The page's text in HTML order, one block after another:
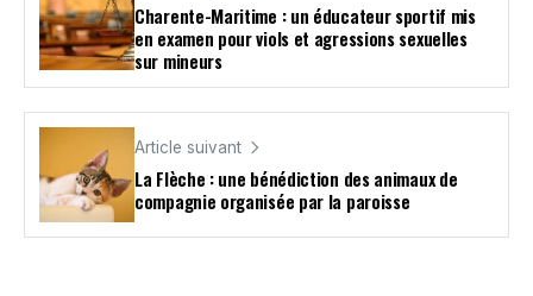
Charente-Maritime : un éducateur sportif mis
en examen pour viols et agressions sexuelles
sur mineurs
Article suivant
La Flèche : une bénédiction des animaux de
compagnie organisée par la paroisse